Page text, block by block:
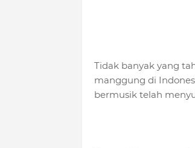
Tidak banyak yang
manggung di
bermusik telah